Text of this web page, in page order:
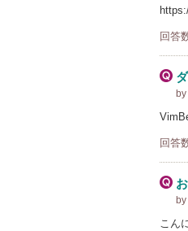
回答
回答
こん